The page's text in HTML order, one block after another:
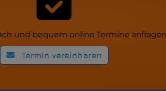
und bequem online Termine
Termin vereinbaren